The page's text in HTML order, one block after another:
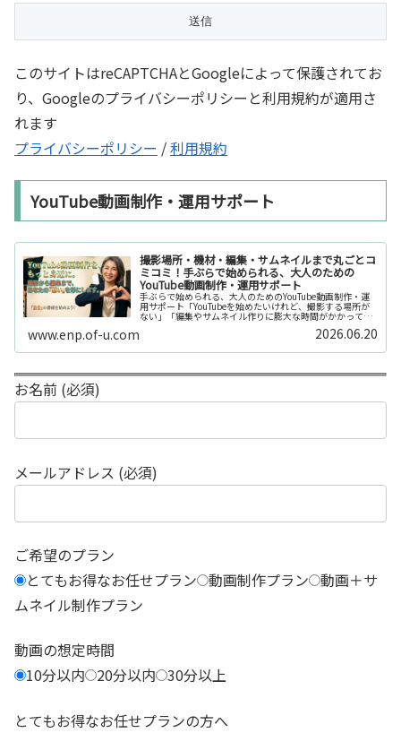
このサイトはreCAPTCHAとGoogleによって保護されてお
り、Googleのプライバシーポリシーと利用規約が適用さ
れます
プライバシーポリシー /利用規約
YouTube動画制作・運用サポート
撮影場所・機材・編集・サムネイルまで丸ごとコ
ミコミ！手ぶらで始められる、大人のための
YouTube動画制作・運用サポート
手ぶらで始められる、大人のためのYouTube動画制作・運
用サポート「YouTubeを始めたいけれど、撮影する場所が
ない」「編集やサムネイル作りに膨大な時間がかかって長
続きしない」「機材を揃えるだけで何万円もかかってしま
www.enp.of-u.com 2026.06.20
お名前 (必須)
メールアドレス (必須)
ご希望のプラン
とてもお得なお任せプラン 動画制作プラン 動画＋サ
ムネイル制作プラン
動画の想定時間
10分以内
20分以内 30分以上
とてもお得なお任せプランの方へ